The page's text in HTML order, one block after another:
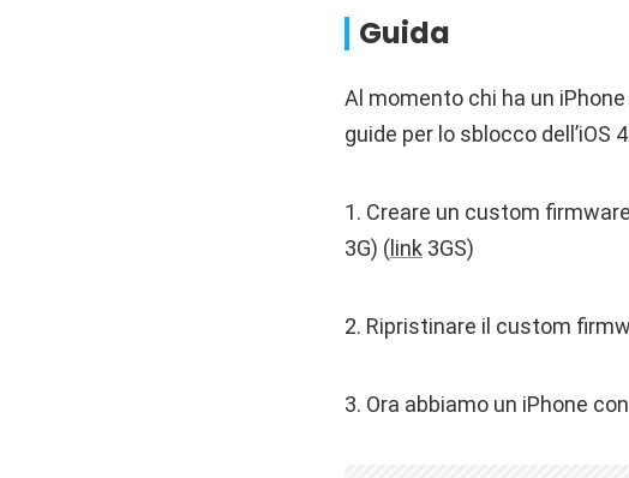
Guida
Al momento chi ha un
guide per lo sblocco
1. Creare un custom
3G) ( link 3GS)
2. Ripristinare il custom
3. Ora abbiamo un iPhone